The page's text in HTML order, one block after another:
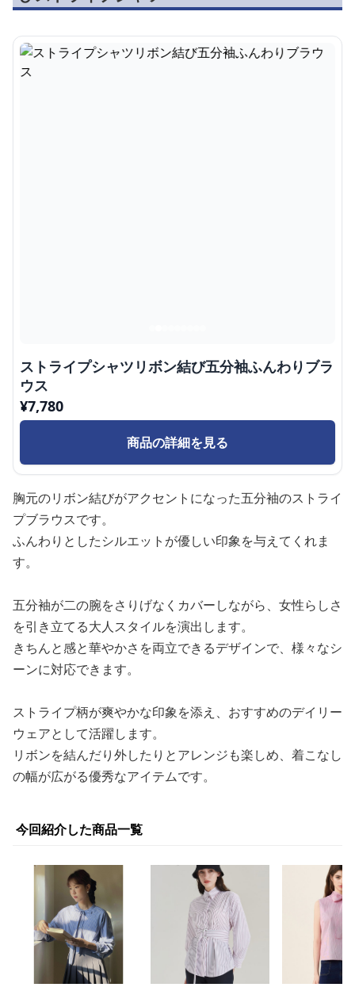
ストライプシャツリボン結び五分袖ふんわりブラ
ウス
¥7,780
商品の詳細を見る
胸元のリボン結びがアクセントになった五分袖のストライ
プブラウスです。
ふんわりとしたシルエットが優しい印象を与えてくれま
す。
五分袖が二の腕をさりげなくカバーしながら、女性らしさ
を引き立てる大人スタイルを演出します。
きちんと感と華やかさを両立できるデザインで、様々なシ
ーンに対応できます。
ストライプ柄が爽やかな印象を添え、おすすめのデイリー
ウェアとして活躍します。
リボンを結んだり外したりとアレンジも楽しめ、着こなし
の幅が広がる優秀なアイテムです。
今回紹介した商品一覧